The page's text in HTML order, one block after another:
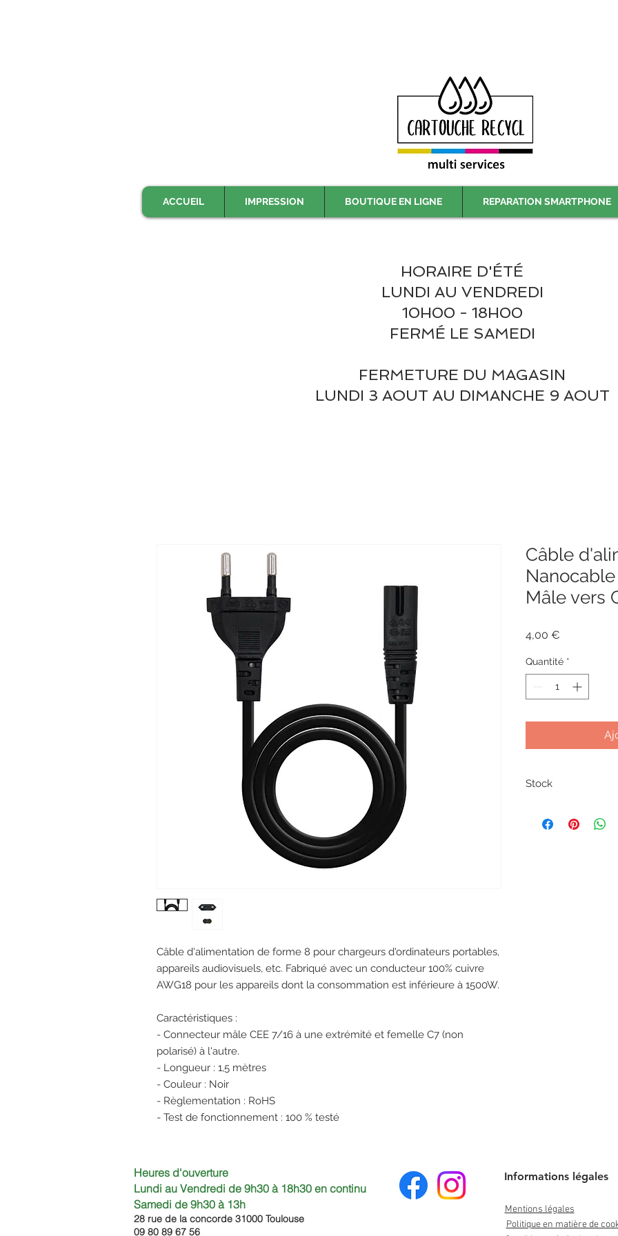
ACCUEIL IMPRESSION BOUTIQUE EN LIGNE REPARATION SMARTPHONE
HORAIRE D'ÉTÉ
LUNDI AU VENDREDI
10H00 - 18H00
FERMÉ LE SAMEDI
FERMETURE DU MAGASIN
LUNDI 3 AOUT AU DIMANCHE 9 AOUT
Câble d'alimentation de forme 8 pour chargeurs d'ordinateurs portables,
appareils audiovisuels, etc. Fabriqué avec un conducteur 100% cuivre
AWG18 pour les appareils dont la consommation est inférieure à 1500W.
Caractéristiques :
- Connecteur mâle CEE 7/16 à une extrémité et femelle C7 (non
polarisé) à l'autre.
- Longueur : 1,5 mètres
- Couleur : Noir
- Règlementation : RoHS
- Test de fonctionnement : 100 % testé
Câble
Mâle vers
4,00 €
Quantité *
Stock
Heures d'ouverture
Lundi au Vendredi de 9h30 à 18h30 en continu
Samedi de 9h30 à 13h
28 rue de la concorde 31000 Toulouse
09 80 89 67 56
Informations légales
Mentions légales
Politique en matière de